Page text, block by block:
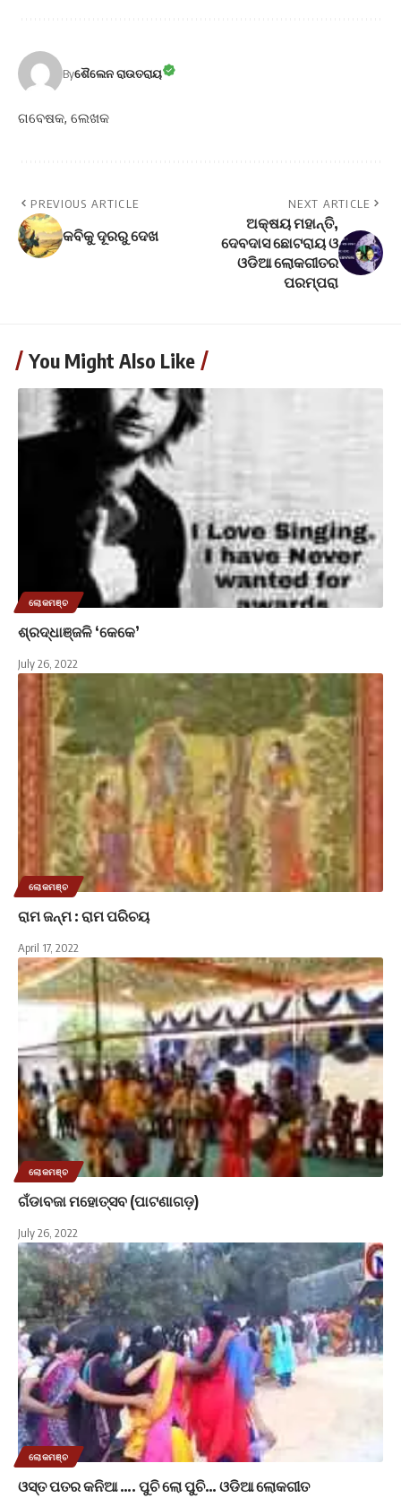
Byଶୈଲେନ ରାଉତରାୟ
ଗବେଷକ, ଲେଖକ
PREVIOUS ARTICLE
କବିକୁ ଦୂରରୁ ଦେଖ
NEXT ARTICLE
ଅକ୍ଷୟ ମହାନ୍ତି,
ଦେବଦାସ ଛୋଟରାୟ ଓ
ଓଡିଆ ଲୋକଗୀତର
ପରମ୍ପରା
You Might Also Like
ଲୋକମଞ୍ଚ
ଶ୍ରଦ୍ଧାଞ୍ଜଳି ‘କେକେ’
July 26, 2022
ଲୋକମଞ୍ଚ
ରାମ ଜନ୍ମ : ରାମ ପରିଚୟ
April 17, 2022
ଲୋକମଞ୍ଚ
ଗଁଡାବଜା ମହୋତ୍ସବ (ପାଟଣାଗଡ଼)
July 26, 2022
ଲୋକମଞ୍ଚ
ଓସ୍ତ ପତର କନିଆ …. ପୁଚି ଲୋ ପୁଚି… ଓଡିଆ ଲୋକଗୀତ